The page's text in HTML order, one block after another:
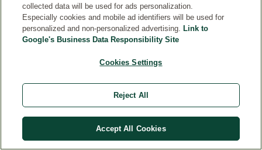
Tr
collected data will be used for ads personalization.
Especially cookies and mobile ad identifiers will be used for
personalized and non-personalized advertising. Link to
Google's Business Data Responsibility Site
Cookies Settings
Reject All
Accept All Cookies